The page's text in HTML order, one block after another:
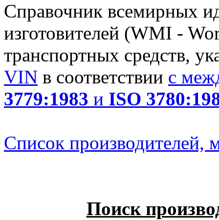
Справочник всемирных
изготовителей (WMI -
транспортных средств,
VIN в соответствии с
3779:1983 и ISO
Список производителей,
Поиск